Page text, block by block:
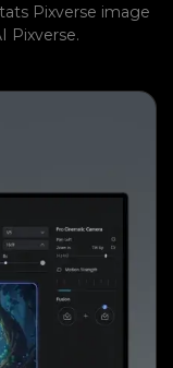
Pixverse image
Pixverse.